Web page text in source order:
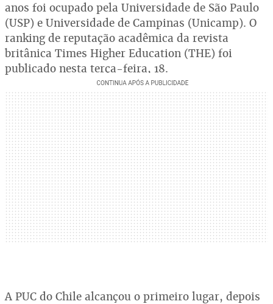
anos foi ocupado pela Universidade de São Paulo
(USP) e Universidade de Campinas (Unicamp). O
ranking de reputação acadêmica da revista
britânica Times Higher Education (THE) foi
publicado nesta terça-feira, 18.
A PUC do Chile alcançou o primeiro lugar, depois